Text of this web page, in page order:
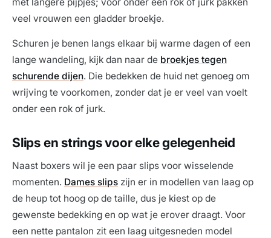
veel vrouwen een gladder broekje.
Schuren je benen langs elkaar bij warme dagen of een
lange wandeling, kijk dan naar de broekjes tegen
schurende dijen. Die bedekken de huid net genoeg om
wrijving te voorkomen, zonder dat je er veel van voelt
onder een rok of jurk.
Slips en strings voor elke gelegenheid
Naast boxers wil je een paar slips voor wisselende
momenten. Dames slips zijn er in modellen van laag op
de heup tot hoog op de taille, dus je kiest op de
gewenste bedekking en op wat je erover draagt. Voor
een nette pantalon zit een laag uitgesneden model